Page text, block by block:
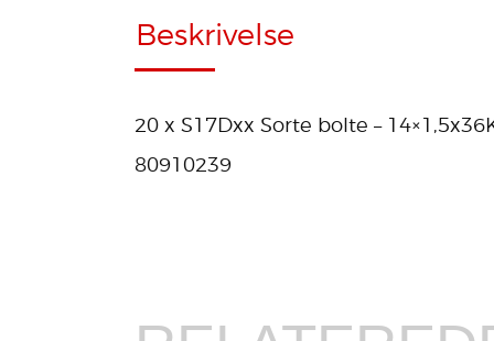
Beskrivelse
20 x S17Dxx Sorte bolte –
80910239